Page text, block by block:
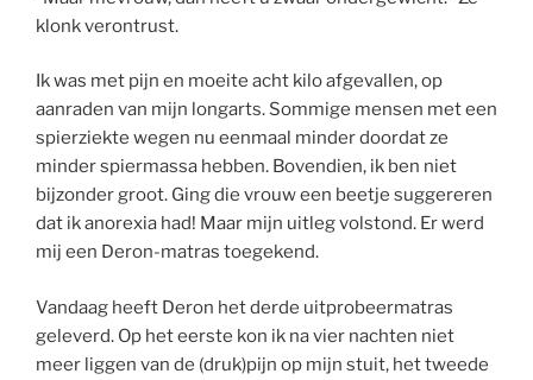
klonk verontrust.
Ik was met pijn en moeite acht kilo afgevallen, op
aanraden van mijn longarts. Sommige mensen met een
spierziekte wegen nu eenmaal minder doordat ze
minder spiermassa hebben. Bovendien, ik ben niet
bijzonder groot. Ging die vrouw een beetje suggereren
dat ik anorexia had! Maar mijn uitleg volstond. Er werd
mij een Deron-matras toegekend.
Vandaag heeft Deron het derde uitprobeermatras
geleverd. Op het eerste kon ik na vier nachten niet
meer liggen van de (druk)pijn op mijn stuit, het tweede